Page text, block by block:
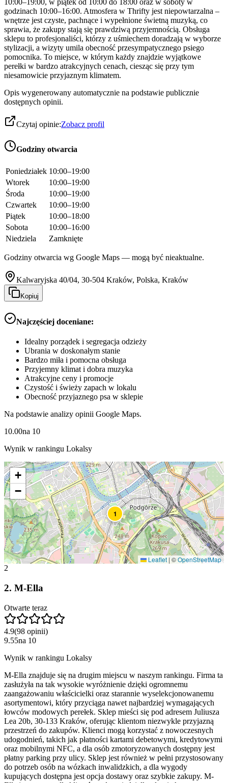
10:00–19:00, w piątek od 10:00 do 18:00 oraz w soboty w
godzinach 10:00–16:00. Atmosfera w Thrifty jest niepowtarzalna –
wnętrze jest czyste, pachnące i wypełnione świetną muzyką, co
sprawia, że zakupy stają się prawdziwą przyjemnością. Obsługa
sklepu to profesjonaliści, którzy z uśmiechem doradzają w wyborze
stylizacji, a wizyty umila obecność przesympatycznego psiego
pomocnika. To miejsce, w którym każdy znajdzie wyjątkowe
perełki w bardzo atrakcyjnych cenach, ciesząc się przy tym
niesamowicie przyjaznym klimatem.
Opis wygenerowany automatycznie na podstawie publicznie
dostępnych opinii.
Czytaj opinie:Zobacz profil
Godziny otwarcia
Poniedziałek 10:00–19:00
Wtorek
10:00–19:00
Środa
10:00–19:00
Czwartek
10:00–19:00
Piątek
10:00–18:00
Sobota
10:00–16:00
Niedziela
Zamknięte
Godziny otwarcia wg Google Maps — mogą być nieaktualne.
Kalwaryjska 40/04, 30-504 Kraków, Polska, Kraków
Kopiuj
Najczęściej doceniane:
Idealny porządek i segregacja odzieży
Ubrania w doskonałym stanie
Bardzo miła i pomocna obsługa
Przyjemny klimat i dobra muzyka
Atrakcyjne ceny i promocje
Czystość i świeży zapach w lokalu
Obecność przyjaznego psa w sklepie
Na podstawie analizy opinii Google Maps.
10.00na 10
Wynik w rankingu Lokalsy
1
+
−
Leaflet | ©OpenStreetMap
2
2. M-Ella
Otwarte teraz
4.9(98 opinii)
9.55na 10
Wynik w rankingu Lokalsy
M-Ella znajduje się na drugim miejscu w naszym rankingu. Firma ta
zasłużyła na tak wysokie wyróżnienie dzięki ogromnemu
zaangażowaniu właścicielki oraz starannie wyselekcjonowanemu
asortymentowi, który przyciąga nawet najbardziej wymagających
łowców modowych perełek. Sklep mieści się pod adresem Juliusza
Lea 20b, 30-133 Kraków, oferując klientom niezwykle przyjazną
przestrzeń do zakupów. Klienci mogą korzystać z nowoczesnych
udogodnień, takich jak płatności kartami debetowymi, kredytowymi
oraz mobilnymi NFC, a dla osób zmotoryzowanych dostępny jest
płatny parking przy ulicy. Sklep jest również w pełni przystosowany
do potrzeb osób na wózkach inwalidzkich, a dla wygody
kupujących dostępna jest opcja dostawy oraz szybkie zakupy. M-